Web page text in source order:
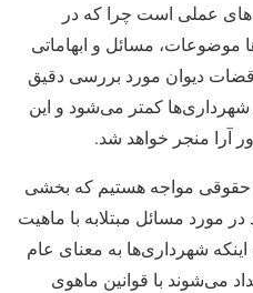
عملی است چرا که در
موضوعات، مسائل و ابهاماتی
دیوان مورد بررسی دقیق
کمتر می‌شود و این
آرا منجر خواهد شد.
حقوقی مواجه هستیم که بخشی
مسائل مبتلابه با ماهیت
شهرداری‌ها به معنای عام
می‌شوند با قوانین ماهوی